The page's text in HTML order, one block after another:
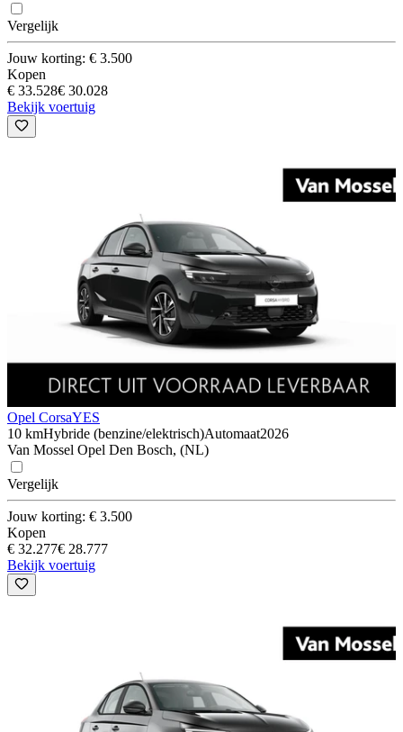
Vergelijk
Jouw korting: € 3.500
Kopen
€ 33.528€ 30.028
Bekijk voertuig
Opel CorsaYES
10 kmHybride (benzine/elektrisch)Automaat2026
Van Mossel Opel Den Bosch, (NL)
Vergelijk
Jouw korting: € 3.500
Kopen
€ 32.277€ 28.777
Bekijk voertuig